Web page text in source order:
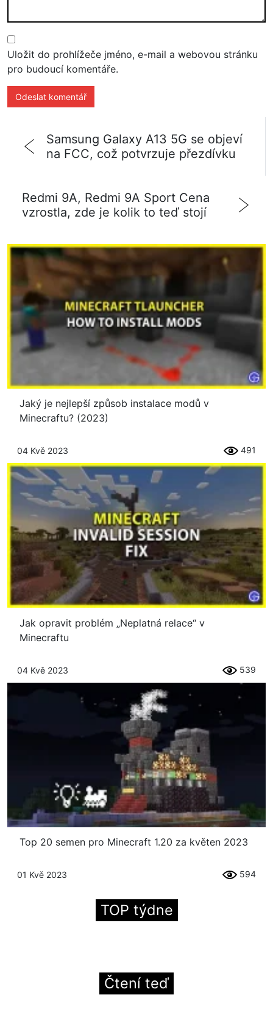
Uložit do prohlížeče jméno, e-mail a webovou stránku
pro budoucí komentáře.
Samsung Galaxy A13 5G se objeví
na FCC, což potvrzuje přezdívku
Redmi 9A, Redmi 9A Sport Cena
vzrostla, zde je kolik to teď stojí
Jaký je nejlepší způsob instalace modů v
Minecraftu? (2023)
04 Kvě 2023 491
Jak opravit problém „Neplatná relace“ v
Minecraftu
04 Kvě 2023 539
Top 20 semen pro Minecraft 1.20 za květen 2023
01 Kvě 2023 594
TOP týdne
Čtení teď